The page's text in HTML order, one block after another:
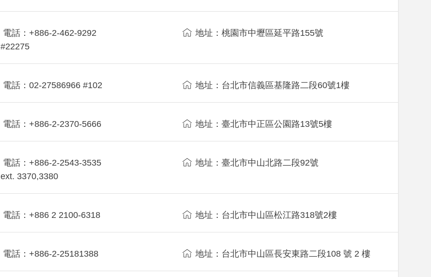
電話：+886-2-462-9292
#22275
地址：桃園市中壢區延平路155號
電話：02-27586966 #102 地址：台北市信義區基隆路二段60號1樓
電話：+886-2-2370-5666 地址：臺北市中正區公園路13號5樓
電話：+886-2-2543-3535
ext. 3370,3380
地址：臺北市中山北路二段92號
電話：+886 2 2100-6318 地址：台北市中山區松江路318號2樓
電話：+886-2-25181388 地址：台北市中山區長安東路二段108 號 2 樓